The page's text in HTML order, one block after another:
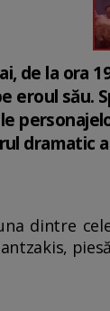
de la ora
eroul său.
dramatic
dintre